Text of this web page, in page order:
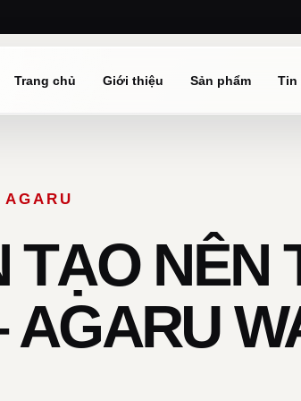
Trang chủ Giới thiệu Sản phẩm Tin
TẠO NÊN
AGARU